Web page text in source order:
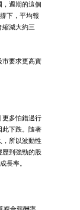
，週期的這個
下，平均報
縮減大約三
市要求更高實
更多怕錯過行
此下跌。隨著
，所以波動性
歷到強勁的股
長率。